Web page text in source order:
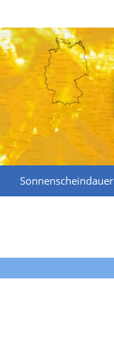
Sonnenscheindauer